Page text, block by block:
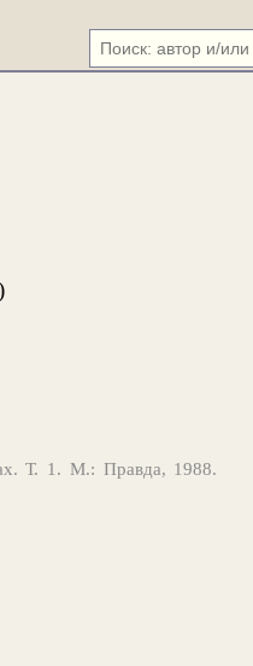
Т. 1. М.: Правда, 1988.